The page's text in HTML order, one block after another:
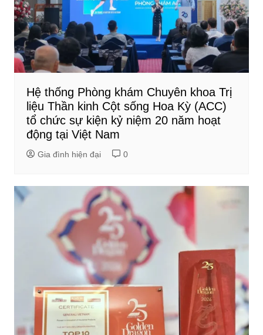
Hệ thống Phòng khám Chuyên khoa Trị
liệu Thần kinh Cột sống Hoa Kỳ (ACC)
tổ chức sự kiện kỷ niệm 20 năm hoạt
động tại Việt Nam
Gia đình hiện đại 0